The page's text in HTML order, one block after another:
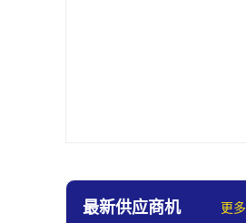
最新供应商机 更多